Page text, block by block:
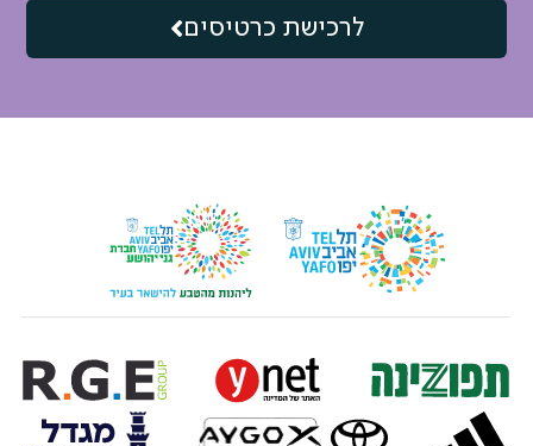
לרכישת כרטיסים